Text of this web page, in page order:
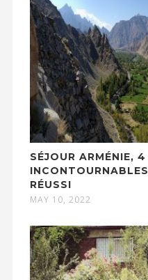
SÉJOUR ARMÉNIE,
RÉUSSI
MAY 10, 2022